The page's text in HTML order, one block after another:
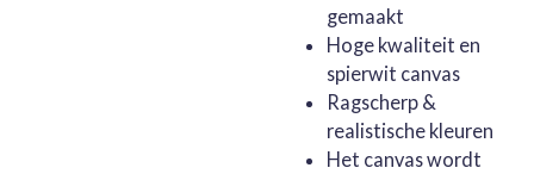
gemaakt
Hoge kwaliteit en
spierwit canvas
Ragscherp &
realistische kleuren
Het canvas wordt